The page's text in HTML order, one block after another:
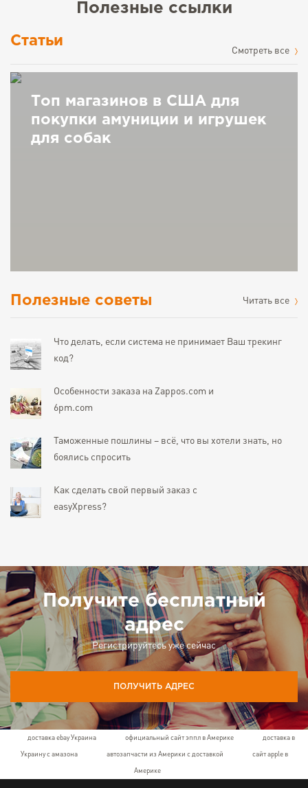
Полезные ссылки
Статьи
Cмотреть все
Топ магазинов в США для
покупки амуниции и игрушек
для собак
Полезные советы Читать все
Что делать, если система не принимает Ваш трекинг
код?
Особенности заказа на Zappos.com и
6pm.com
Таможенные пошлины – всё, что вы хотели знать, но
боялись спросить
Как сделать свой первый заказ с
easyXpress?
Получите бесплатный
адрес
Регистрируйтесь уже сейчас
ПОЛУЧИТЬ АДРЕС
доставка ebay Украина официальный сайт эппл в Америке доставка в
Украину с амазона автозапчасти из Америки с доставкой сайт apple в
Америке